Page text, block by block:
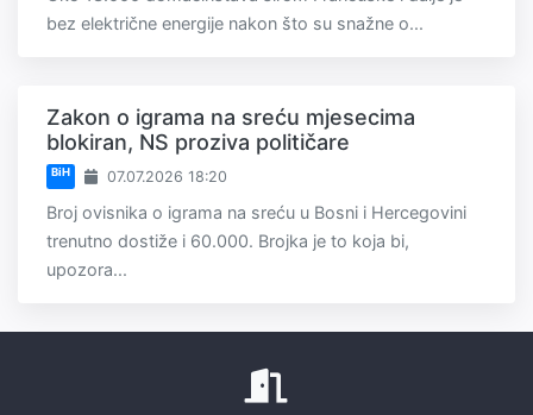
bez električne energije nakon što su snažne o...
Zakon o igrama na sreću mjesecima
blokiran, NS proziva političare
BiH 07.07.2026 18:20
Broj ovisnika o igrama na sreću u Bosni i Hercegovini
trenutno dostiže i 60.000. Brojka je to koja bi,
upozora...